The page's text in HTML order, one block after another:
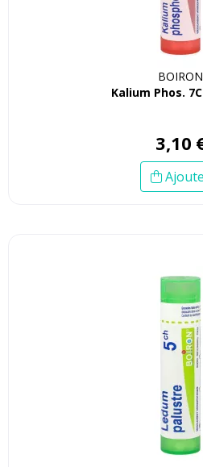
BOIRON
Kalium Phos.
3,10